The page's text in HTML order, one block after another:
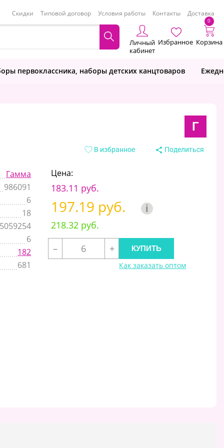
Скидки Типовой договор Условия работы Контакты Доставка
Личный
кабинет
Избранное
0
Корзина
первоклассника, наборы детских канцтоваров
Г
В избранное Поделиться
Гамма
986091
6
18
6
182
681
Цена:
183.11 руб.
197.19 руб. i
218.32 руб.
–
+
Как заказать оптом